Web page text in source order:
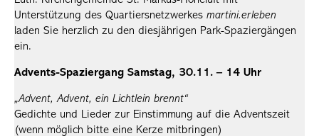
Unterstützung des Quartiersnetzwerkes martini.erleben
laden Sie herzlich zu den diesjährigen Park-Spaziergängen
ein.
Advents-Spaziergang Samstag, 30.11. – 14 Uhr
„Advent, Advent, ein Lichtlein brennt“
Gedichte und Lieder zur Einstimmung auf die Adventszeit
(wenn möglich bitte eine Kerze mitbringen)